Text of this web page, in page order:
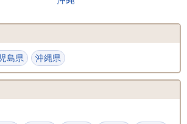
島県 沖縄県